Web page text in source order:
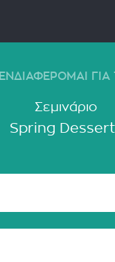
ΕΝΔΙΑΦΕΡΟΜΑΙ ΓΙΑ
Σεμινάριο